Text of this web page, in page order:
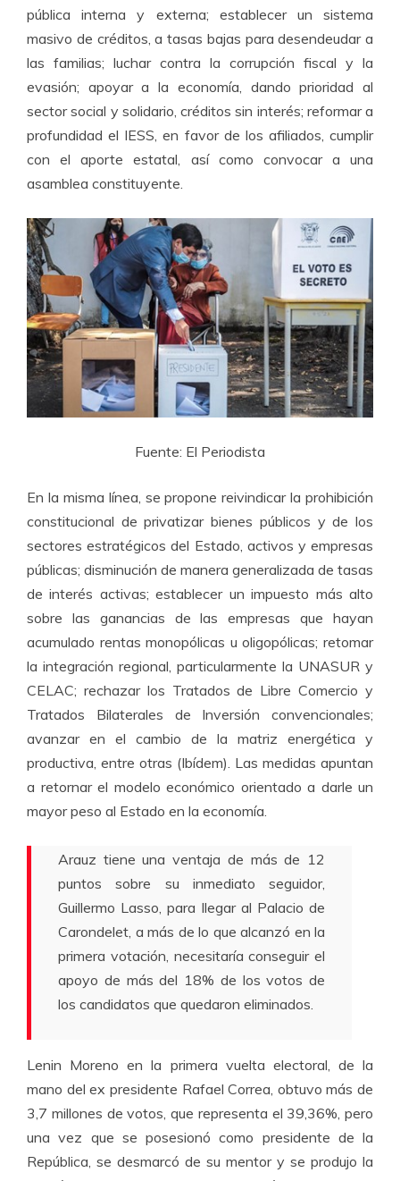
pública interna y externa; establecer un sistema
masivo de créditos, a tasas bajas para desendeudar a
las familias; luchar contra la corrupción fiscal y la
evasión; apoyar a la economía, dando prioridad al
sector social y solidario, créditos sin interés; reformar a
profundidad el IESS, en favor de los afiliados, cumplir
con el aporte estatal, así como convocar a una
asamblea constituyente.
Fuente: El Periodista
En la misma línea, se propone reivindicar la prohibición
constitucional de privatizar bienes públicos y de los
sectores estratégicos del Estado, activos y empresas
públicas; disminución de manera generalizada de tasas
de interés activas; establecer un impuesto más alto
sobre las ganancias de las empresas que hayan
acumulado rentas monopólicas u oligopólicas; retomar
la integración regional, particularmente la UNASUR y
CELAC; rechazar los Tratados de Libre Comercio y
Tratados Bilaterales de Inversión convencionales;
avanzar en el cambio de la matriz energética y
productiva, entre otras (Ibídem). Las medidas apuntan
a retornar el modelo económico orientado a darle un
mayor peso al Estado en la economía.
Arauz tiene una ventaja de más de 12
puntos sobre su inmediato seguidor,
Guillermo Lasso, para llegar al Palacio de
Carondelet, a más de lo que alcanzó en la
primera votación, necesitaría conseguir el
apoyo de más del 18% de los votos de
los candidatos que quedaron eliminados.
Lenin Moreno en la primera vuelta electoral, de la
mano del ex presidente Rafael Correa, obtuvo más de
3,7 millones de votos, que representa el 39,36%, pero
una vez que se posesionó como presidente de la
República, se desmarcó de su mentor y se produjo la